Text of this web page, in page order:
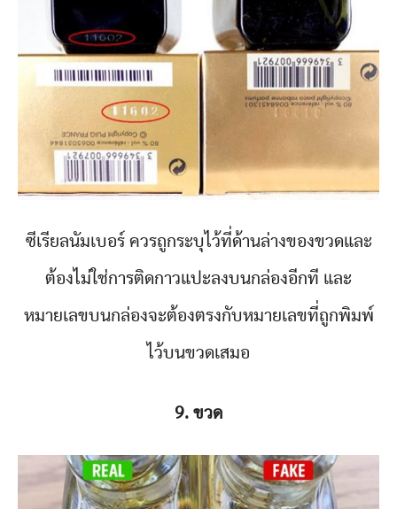
ซีเรียลนัมเบอร์ ควรถูกระบุไว้ที่ด้านล่างของขวดและ
ต้องไม่ใช่การติดกาวแปะลงบนกล่องอีกที และ
หมายเลขบนกล่องจะต้องตรงกับหมายเลขที่ถูกพิมพ์
ไว้บนขวดเสมอ
9. ขวด